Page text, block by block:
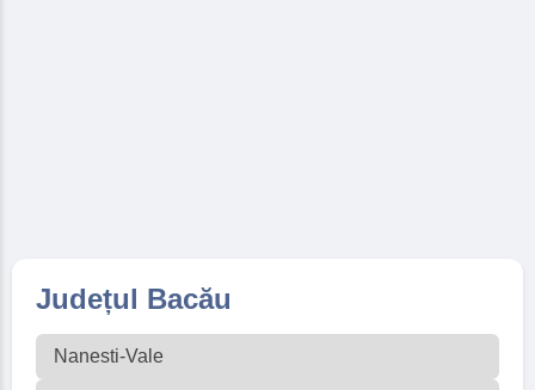
Județul Bacău
Nanesti-Vale